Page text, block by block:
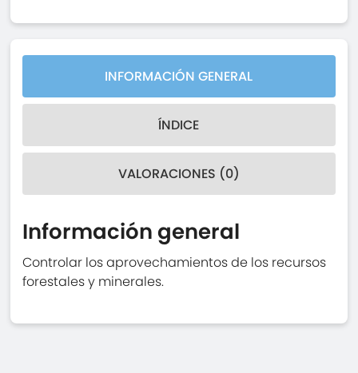
INFORMACIÓN GENERAL
ÍNDICE
VALORACIONES (0)
Información general
Controlar los aprovechamientos de los recursos
forestales y minerales.